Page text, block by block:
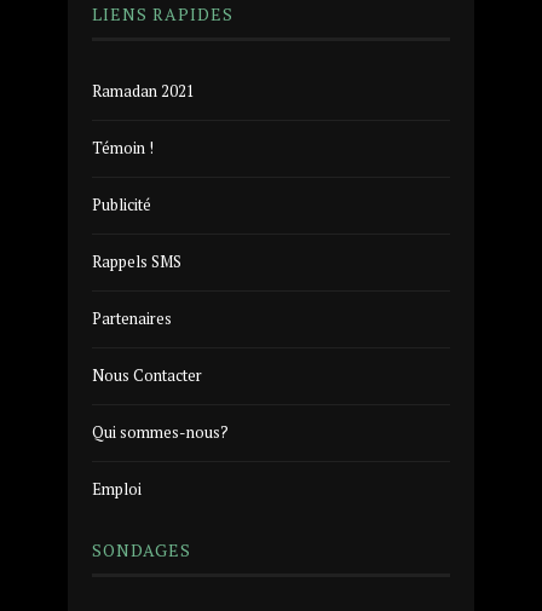
LIENS RAPIDES
Ramadan 2021
Témoin !
Publicité
Rappels SMS
Partenaires
Nous Contacter
Qui sommes-nous?
Emploi
SONDAGES